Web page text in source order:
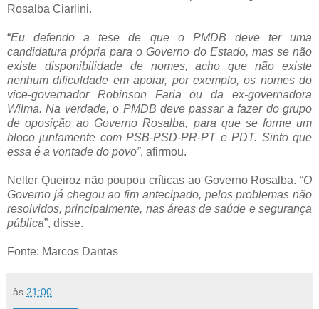
Rosalba Ciarlini.
“Eu defendo a tese de que o PMDB deve ter uma
candidatura própria para o Governo do Estado, mas se não
existe disponibilidade de nomes, acho que não existe
nenhum dificuldade em apoiar, por exemplo, os nomes do
vice-governador Robinson Faria ou da ex-governadora
Wilma. Na verdade, o PMDB deve passar a fazer do grupo
de oposição ao Governo Rosalba, para que se forme um
bloco juntamente com PSB-PSD-PR-PT e PDT. Sinto que
essa é a vontade do povo”, afirmou.
Nelter Queiroz não poupou críticas ao Governo Rosalba. “O
Governo já chegou ao fim antecipado, pelos problemas não
resolvidos, principalmente, nas áreas de saúde e segurança
pública”, disse.
Fonte: Marcos Dantas
às 21:00